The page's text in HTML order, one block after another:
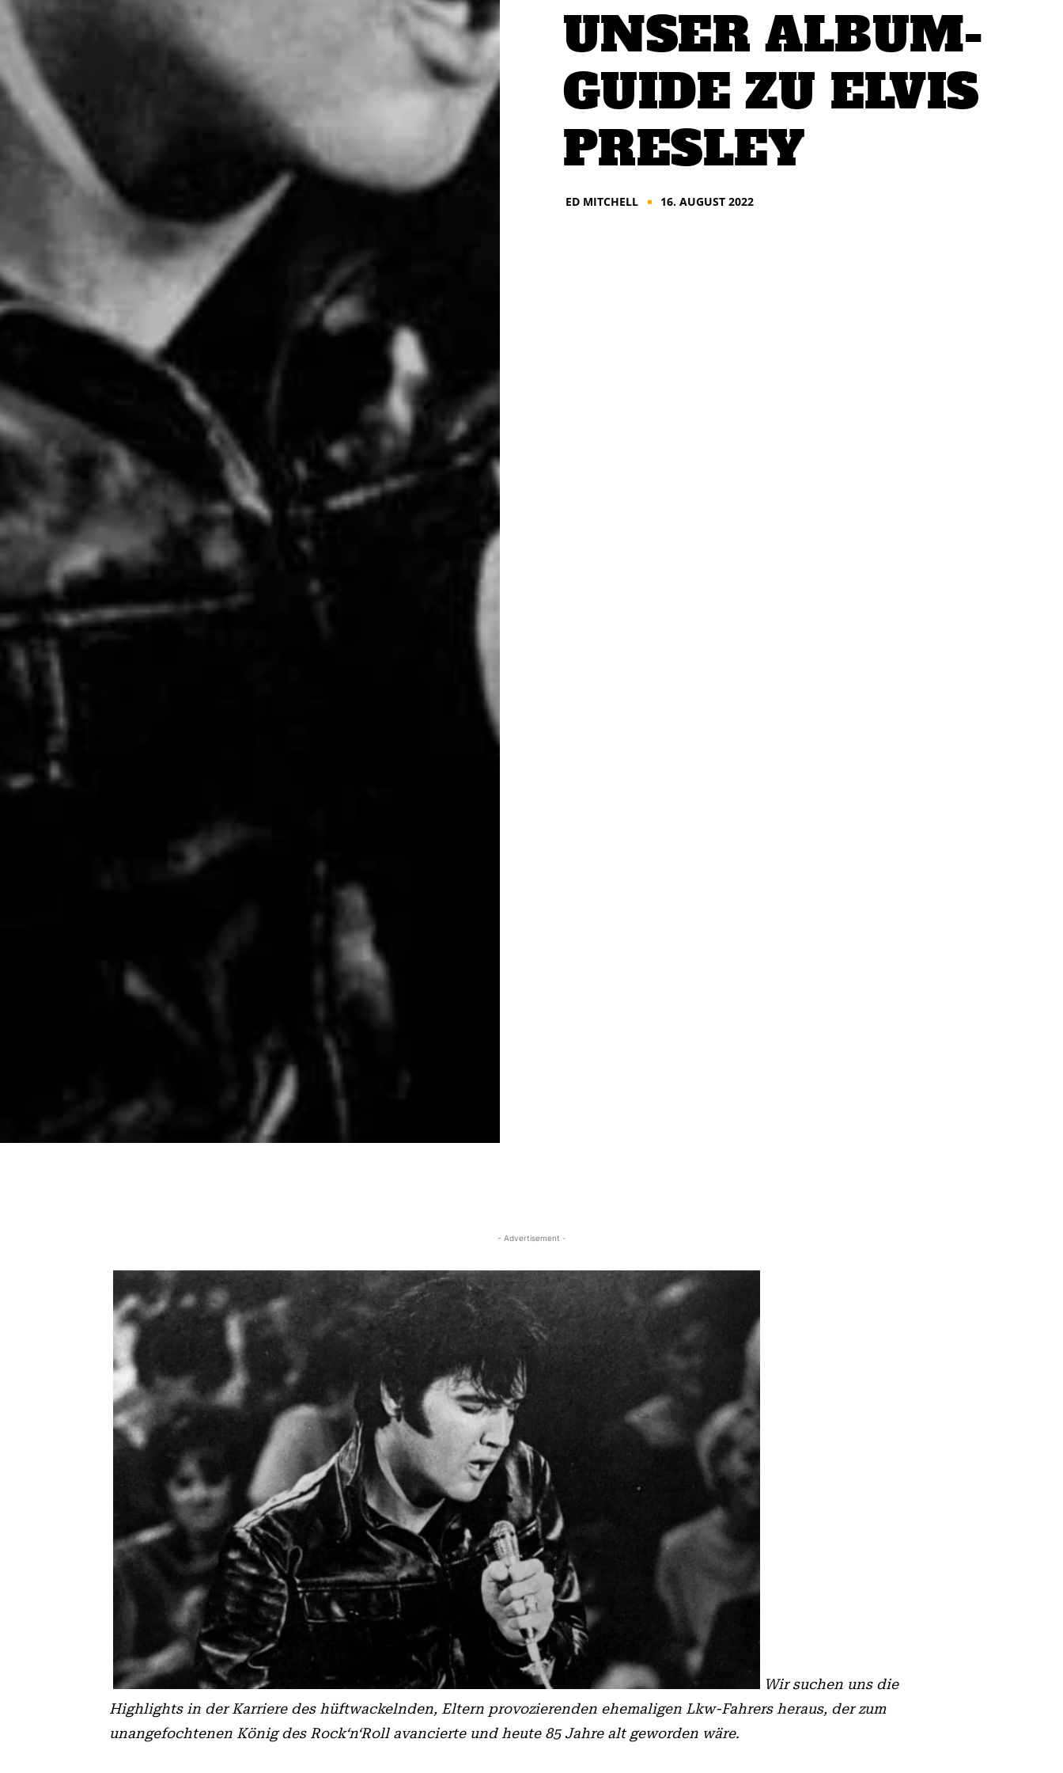
UNSER ALBUM-
GUIDE ZU ELVIS
PRESLEY
ED MITCHELL ■ 16. AUGUST 2022
- Advertisement -
Wir suchen uns die
Highlights in der Karriere des hüftwackelnden, Eltern provozierenden ehemaligen Lkw-Fahrers heraus, der zum
unangefochtenen König des Rock‘n‘Roll avancierte und heute 85 Jahre alt geworden wäre.